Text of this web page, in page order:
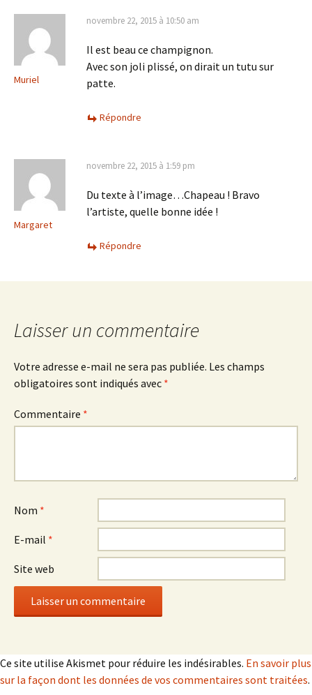
Muriel
novembre 22, 2015 à 10:50 am
Il est beau ce champignon.
Avec son joli plissé, on dirait un tutu sur
patte.
Répondre
Margaret
novembre 22, 2015 à 1:59 pm
Du texte à l’image…Chapeau ! Bravo
l’artiste, quelle bonne idée !
Répondre
Laisser un commentaire
Votre adresse e-mail ne sera pas publiée. Les champs
obligatoires sont indiqués avec *
Commentaire *
Nom *
E-mail *
Site web
Ce site utilise Akismet pour réduire les indésirables. En savoir plus
sur la façon dont les données de vos commentaires sont traitées.